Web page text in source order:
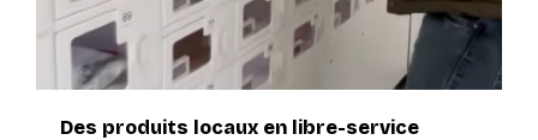
Des produits locaux en libre-service